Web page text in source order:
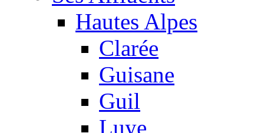
Hautes Alpes
Clarée
Guisane
Guil
Luye